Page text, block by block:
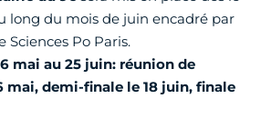
long du mois de juin encadré par
Po Paris.
mai au 25 juin: réunion de
mai, demi-finale le 18 juin, finale